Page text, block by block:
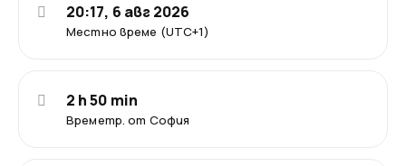
Местно време (UTC+1)
20:17, 6 авг 2026
Времетр. от София
2 h 50 min